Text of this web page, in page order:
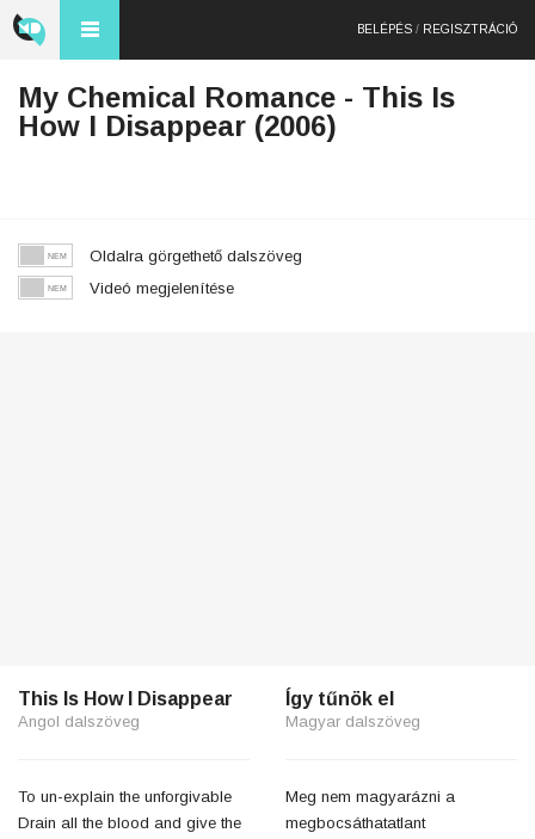
BELÉPÉS / REGISZTRÁCIÓ
My Chemical Romance - This Is
How I Disappear (2006)
Oldalra görgethető dalszöveg
Videó megjelenítése
This Is How I Disappear
Angol dalszöveg
To un-explain the unforgivable
Drain all the blood and give the
Így tűnök el
Magyar dalszöveg
Meg nem magyarázni a
megbocsáthatatlant